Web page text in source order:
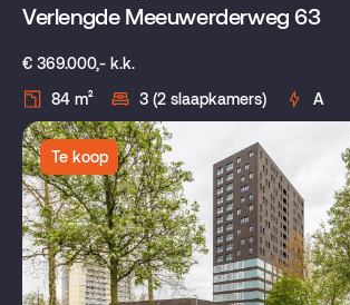
Verlengde Meeuwerderweg 63
€ 369.000,- k.k.
84 m²
3 (2 slaapkamers) A
Te koop